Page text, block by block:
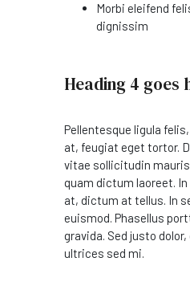
Morbi eleifend
dignissim
Heading 4 goes
Pellentesque ligula
at, feugiat eget tortor.
vitae sollicitudin
quam dictum laoreet.
at, dictum at tellus. In
euismod. Phasellus
gravida. Sed justo
ultrices sed mi.